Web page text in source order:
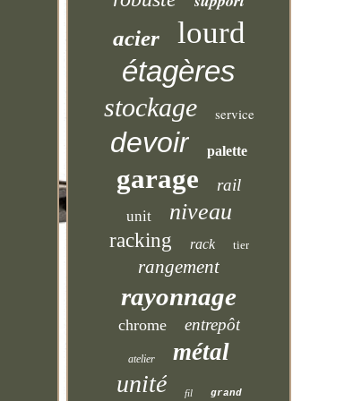
acier lourd
étagères
stockage service
devoir palette
garage rail
unit niveau
racking rack tier
rangement
rayonnage
chrome entrepôt
atelier métal
unité fil grand